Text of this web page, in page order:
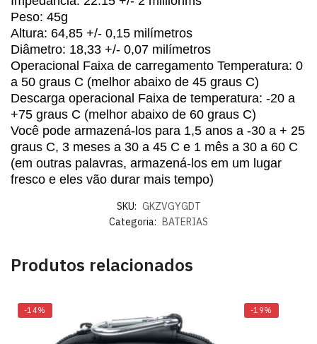
Peso: 45g
Altura: 64,85 +/- 0,15 milímetros
Diâmetro: 18,33 +/- 0,07 milímetros
Operacional Faixa de carregamento Temperatura: 0
a 50 graus C (melhor abaixo de 45 graus C)
Descarga operacional Faixa de temperatura: -20 a
+75 graus C (melhor abaixo de 60 graus C)
Você pode armazená-los para 1,5 anos a -30 a + 25
graus C, 3 meses a 30 a 45 C e 1 mês a 30 a 60 C
(em outras palavras, armazená-los em um lugar
fresco e eles vão durar mais tempo)
SKU: GKZVGYGDT
Categoria: BATERIAS
Produtos relacionados
-14% -19%